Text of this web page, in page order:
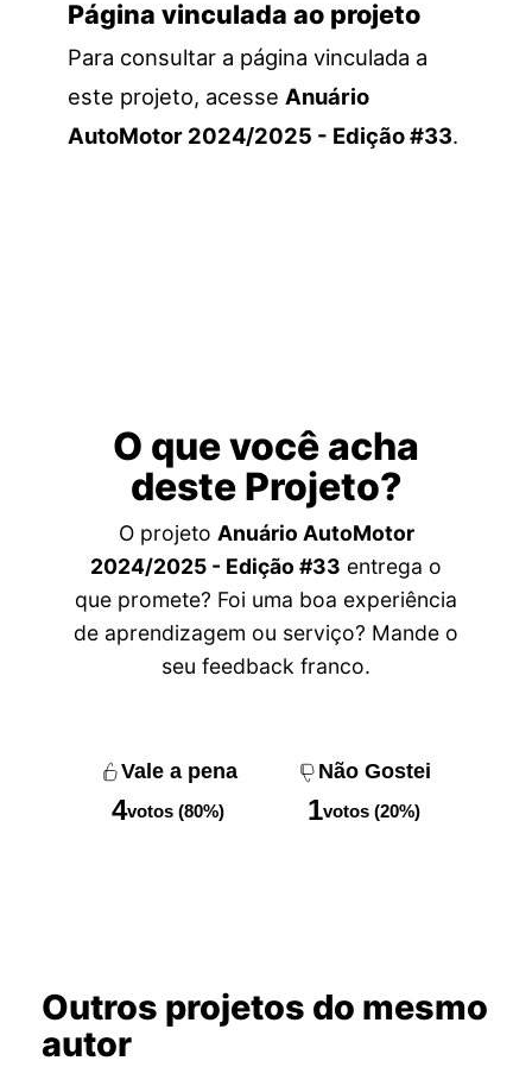
Página vinculada ao projeto
Para consultar a página vinculada a
este projeto, acesse Anuário
AutoMotor 2024/2025 - Edição #33.
O que você acha
deste Projeto?
O projeto Anuário AutoMotor
2024/2025 - Edição #33 entrega o
que promete? Foi uma boa experiência
de aprendizagem ou serviço? Mande o
seu feedback franco.
Vale a pena
4votos (80%)
Não Gostei
1votos (20%)
Outros projetos do mesmo
autor